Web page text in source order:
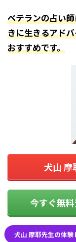
ベテランの占い
きに生きるアド
おすすめです。
犬山 摩
今すぐ無
犬山 摩耶先生の体験